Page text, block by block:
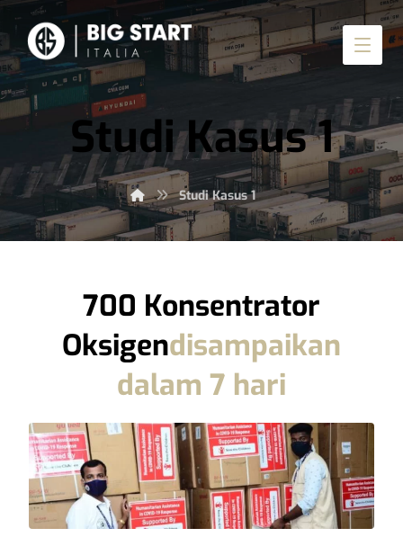
Studi Kasus 1
Studi Kasus 1
700 Konsentrator
Oksigendisampaikan
dalam 7 hari